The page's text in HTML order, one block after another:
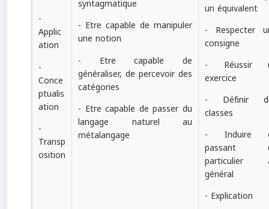
-
Applic
ation
-
Conce
ptualis
ation
-
Transp
osition
syntagmatique
- Etre capable de manipuler
une notion
- Etre capable de
généraliser, de percevoir des
catégories
- Etre capable de passer du
langage naturel au
métalangage
un équivalent
- Respecter
consigne
- Réussir
exercice
- Définir
classes
- Induire
passant
particulier
général
- Explication